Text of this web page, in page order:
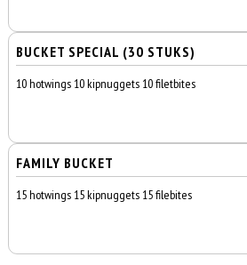
BUCKET SPECIAL (30 STUKS)
10 hotwings 10 kipnuggets 10 filetbites
FAMILY BUCKET
15 hotwings 15 kipnuggets 15 filebites